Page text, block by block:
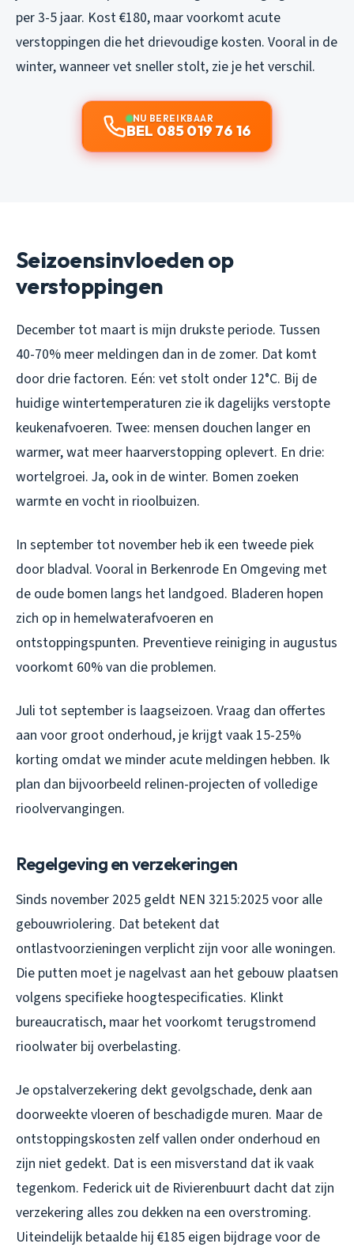
per 3-5 jaar. Kost €180, maar voorkomt acute
verstoppingen die het drievoudige kosten. Vooral in de
winter, wanneer vet sneller stolt, zie je het verschil.
NU BEREIKBAAR
BEL 085 019 76 16
Seizoensinvloeden op
verstoppingen
December tot maart is mijn drukste periode. Tussen
40-70% meer meldingen dan in de zomer. Dat komt
door drie factoren. Eén: vet stolt onder 12°C. Bij de
huidige wintertemperaturen zie ik dagelijks verstopte
keukenafvoeren. Twee: mensen douchen langer en
warmer, wat meer haarverstopping oplevert. En drie:
wortelgroei. Ja, ook in de winter. Bomen zoeken
warmte en vocht in rioolbuizen.
In september tot november heb ik een tweede piek
door bladval. Vooral in Berkenrode En Omgeving met
de oude bomen langs het landgoed. Bladeren hopen
zich op in hemelwaterafvoeren en
ontstoppingspunten. Preventieve reiniging in augustus
voorkomt 60% van die problemen.
Juli tot september is laagseizoen. Vraag dan offertes
aan voor groot onderhoud, je krijgt vaak 15-25%
korting omdat we minder acute meldingen hebben. Ik
plan dan bijvoorbeeld relinen-projecten of volledige
rioolvervangingen.
Regelgeving en verzekeringen
Sinds november 2025 geldt NEN 3215:2025 voor alle
gebouwriolering. Dat betekent dat
ontlastvoorzieningen verplicht zijn voor alle woningen.
Die putten moet je nagelvast aan het gebouw plaatsen
volgens specifieke hoogtespecificaties. Klinkt
bureaucratisch, maar het voorkomt terugstromend
rioolwater bij overbelasting.
Je opstalverzekering dekt gevolgschade, denk aan
doorweekte vloeren of beschadigde muren. Maar de
ontstoppingskosten zelf vallen onder onderhoud en
zijn niet gedekt. Dat is een misverstand dat ik vaak
tegenkom. Federick uit de Rivierenbuurt dacht dat zijn
verzekering alles zou dekken na een overstroming.
Uiteindelijk betaalde hij €185 eigen bijdrage voor de